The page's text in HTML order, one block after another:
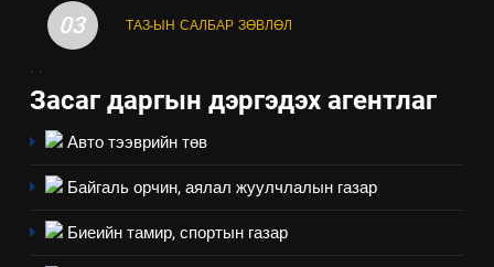
мэдээлэл
03 ТАЗ-ЫН САЛБАР ЗӨВЛӨЛ
. .
Засаг даргын дэргэдэх агентлаг
Авто тээврийн төв
Байгаль орчин, аялал жуулчлалын газар
Биеийн тамир, спортын газар